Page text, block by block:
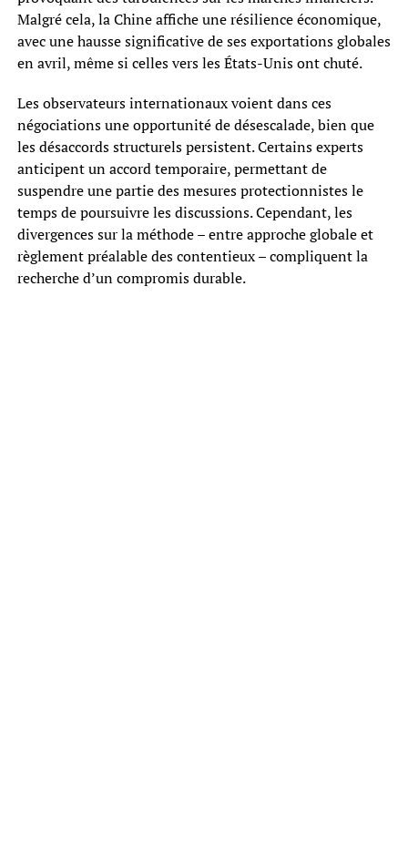
Malgré cela, la Chine affiche une résilience économique,
avec une hausse significative de ses exportations globales
en avril, même si celles vers les États-Unis ont chuté.
Les observateurs internationaux voient dans ces
négociations une opportunité de désescalade, bien que
les désaccords structurels persistent. Certains experts
anticipent un accord temporaire, permettant de
suspendre une partie des mesures protectionnistes le
temps de poursuivre les discussions. Cependant, les
divergences sur la méthode – entre approche globale et
règlement préalable des contentieux – compliquent la
recherche d’un compromis durable.